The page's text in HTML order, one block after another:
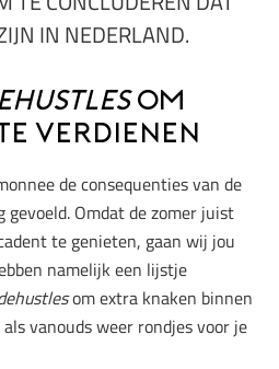
IN NEDERLAND.
om
verdienen
de consequenties van de
gevoeld. Omdat de zomer juist
te genieten, gaan wij jou
namelijk een lijstje
om extra knaken binnen
vanouds weer rondjes voor je